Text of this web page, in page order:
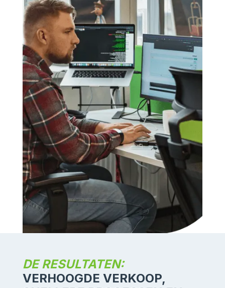
DE RESULTATEN:
VERHOOGDE VERKOOP,